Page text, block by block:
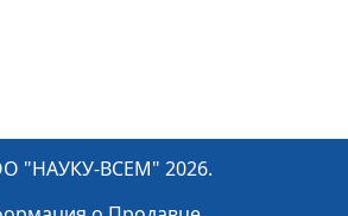
"НАУКУ-ВСЕМ" 2026.